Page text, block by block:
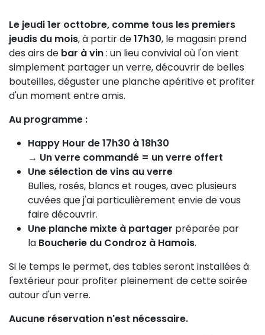
Le jeudi 1er octtobre, comme tous les premiers
jeudis du mois, à partir de17h30, le magasin prend
des airs de bar à vin: un lieu convivial où l'on vient
simplement partager un verre, découvrir de belles
bouteilles, déguster une planche apéritive et profiter
d'un moment entre amis.
Au programme :
Happy Hour de 17h30 à 18h30
→ Un verre commandé = un verre offert
Une sélection de vins au verre
Bulles, rosés, blancs et rouges, avec plusieurs
cuvées que j'ai particulièrement envie de vous
faire découvrir.
Une planche mixte à partager préparée par
la Boucherie du Condroz à Hamois.
Si le temps le permet, des tables seront installées à
l'extérieur pour profiter pleinement de cette soirée
autour d'un verre.
Aucune réservation n'est nécessaire.